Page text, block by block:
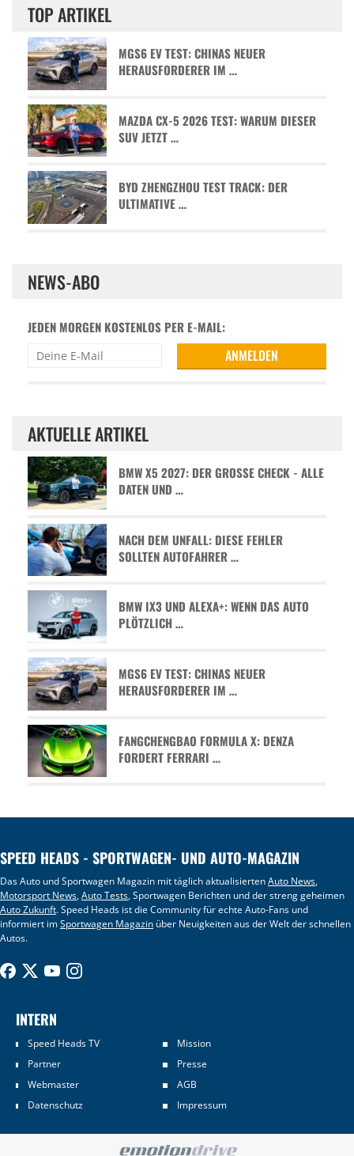
TOP ARTIKEL
MGS6 EV TEST: CHINAS NEUER
HERAUSFORDERER IM …
MAZDA CX-5 2026 TEST: WARUM DIESER
SUV JETZT …
BYD ZHENGZHOU TEST TRACK: DER
ULTIMATIVE …
NEWS-ABO
JEDEN MORGEN KOSTENLOS PER E-MAIL:
AKTUELLE ARTIKEL
BMW X5 2027: DER GROSSE CHECK - ALLE D
ATEN UND …
NACH DEM UNFALL: DIESE FEHLER
SOLLTEN AUTOFAHRER …
BMW IX3 UND ALEXA+: WENN DAS AUTO
PLÖTZLICH …
MGS6 EV TEST: CHINAS NEUER
HERAUSFORDERER IM …
FANGCHENGBAO FORMULA X: DENZA
FORDERT FERRARI …
SPEED HEADS - SPORTWAGEN- UND AUTO-MAGAZIN
Das Auto und Sportwagen Magazin mit täglich aktualisiertenAuto News,
Motorsport News,Auto Tests, Sportwagen Berichten und der streng geheimen
Auto Zukunft. Speed Heads ist die Community für echte Auto-Fans und
informiert imSportwagen Magazin über Neuigkeiten aus der Welt der schnellen
Autos.
INTERN
Speed Heads TV
Mission
Partner
Presse
Webmaster
AGB
Datenschutz
Impressum